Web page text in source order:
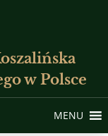
w Polsce
MENU